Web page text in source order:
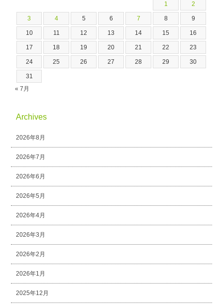
1 2
3 4 5 6 7 8 9
10 11 12 13 14 15 16
17 18 19 20 21 22 23
24 25 26 27 28 29 30
31
« 7月
Archives
2026年8月
2026年7月
2026年6月
2026年5月
2026年4月
2026年3月
2026年2月
2026年1月
2025年12月